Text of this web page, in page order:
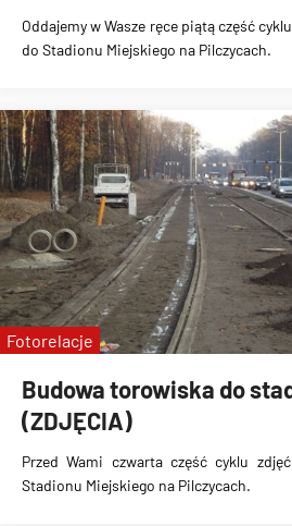
Oddajemy w Wasze ręce piątą część
do Stadionu Miejskiego na Pilczycach.
Budowa torowiska do
(ZDJĘCIA)
Przed Wami czwarta część cyklu
Stadionu Miejskiego na Pilczycach.
Fotorelacje